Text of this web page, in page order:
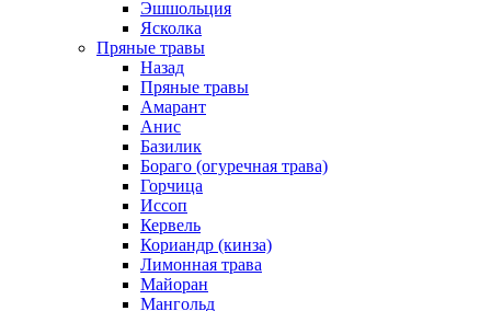
Эшшольция
Ясколка
Пряные травы
Назад
Пряные травы
Амарант
Анис
Базилик
Бораго (огуречная трава)
Горчица
Иссоп
Кервель
Кориандр (кинза)
Лимонная трава
Майоран
Мангольд